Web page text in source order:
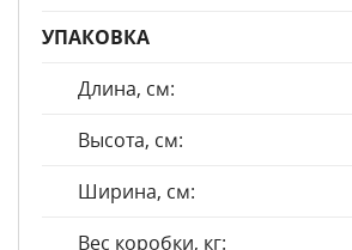
УПАКОВКА
Длина, см:
Высота, см:
Ширина, см:
Вес коробки, кг: